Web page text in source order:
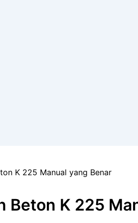
K 225 Manual yang Benar
Beton K 225